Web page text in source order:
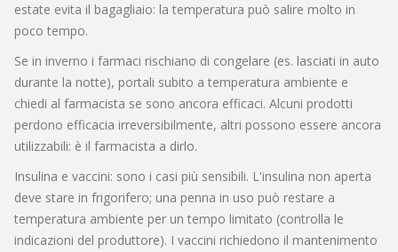
estate evita il bagagliaio: la temperatura può salire molto in
poco tempo.
Se in inverno i farmaci rischiano di congelare (es. lasciati in auto
durante la notte), portali subito a temperatura ambiente e
chiedi al farmacista se sono ancora efficaci. Alcuni prodotti
perdono efficacia irreversibilmente, altri possono essere ancora
utilizzabili: è il farmacista a dirlo.
Insulina e vaccini: sono i casi più sensibili. L'insulina non aperta
deve stare in frigorifero; una penna in uso può restare a
temperatura ambiente per un tempo limitato (controlla le
indicazioni del produttore). I vaccini richiedono il mantenimento